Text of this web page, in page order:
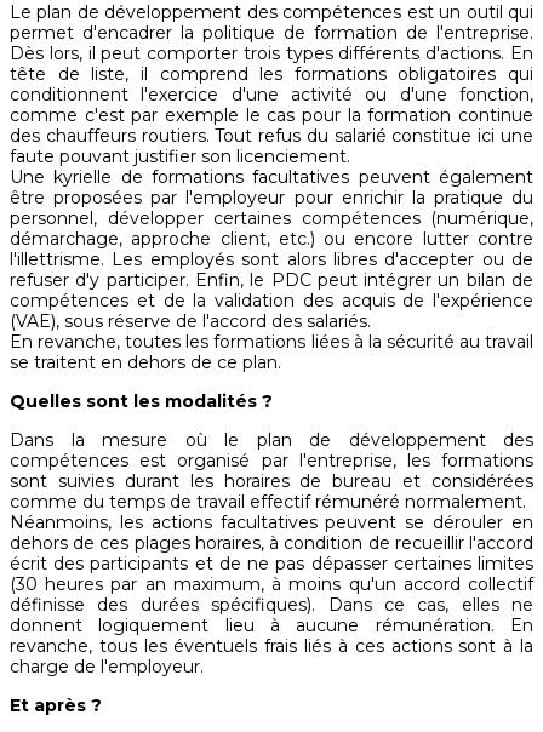
Le plan de développement des compétences est un outil qui
permet d'encadrer la politique de formation de l'entreprise.
Dès lors, il peut comporter trois types différents d'actions. En
tête de liste, il comprend les formations obligatoires qui
conditionnent l'exercice d'une activité ou d'une fonction,
comme c'est par exemple le cas pour la formation continue
des chauffeurs routiers. Tout refus du salarié constitue ici une
faute pouvant justifier son licenciement.
Une kyrielle de formations facultatives peuvent également
être proposées par l'employeur pour enrichir la pratique du
personnel, développer certaines compétences (numérique,
démarchage, approche client, etc.) ou encore lutter contre
l'illettrisme. Les employés sont alors libres d'accepter ou de
refuser d'y participer. Enfin, le PDC peut intégrer un bilan de
compétences et de la validation des acquis de l'expérience
(VAE), sous réserve de l'accord des salariés.
En revanche, toutes les formations liées à la sécurité au travail
se traitent en dehors de ce plan.
Quelles sont les modalités ?
Dans la mesure où le plan de développement des
compétences est organisé par l'entreprise, les formations
sont suivies durant les horaires de bureau et considérées
comme du temps de travail effectif rémunéré normalement.
Néanmoins, les actions facultatives peuvent se dérouler en
dehors de ces plages horaires, à condition de recueillir l'accord
écrit des participants et de ne pas dépasser certaines limites
(30 heures par an maximum, à moins qu'un accord collectif
définisse des durées spécifiques). Dans ce cas, elles ne
donnent logiquement lieu à aucune rémunération. En
revanche, tous les éventuels frais liés à ces actions sont à la
charge de l'employeur.
Et après ?